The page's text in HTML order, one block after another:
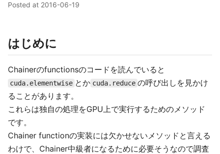
Posted at 2016-06-19
はじめに
Chainerのfunctionsのコードを読んでいると
cuda.elementwise とか cuda.reduce の呼び出しを見かけ
ることがあります。
これらは独自の処理をGPU上で実行するためのメソッド
です。
Chainer functionの実装には欠かせないメソッドと言える
わけで、Chainer中級者になるために必要そうなので調査